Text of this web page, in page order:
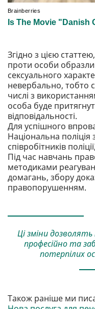
Згідно з цією
проти особи
сексуального
невербально, тобто
числі з
особа буде
відповідальності.
Для успішного
Національна поліція
співробітників
Під час навчань
методиками
домагань, збору
правопорушенням.
Ці зміни
професійно та
потерпілих
Також раніше ми